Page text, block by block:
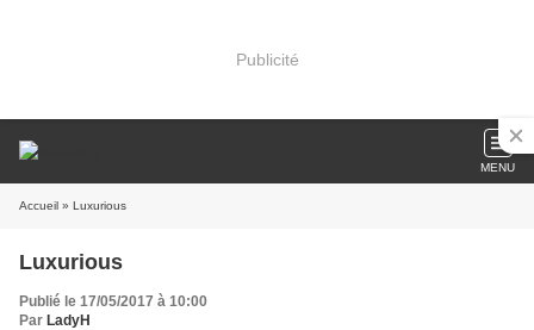
Publicité
MENU
Accueil » Luxurious
Luxurious
Publié le 17/05/2017 à 10:00
Par LadyH